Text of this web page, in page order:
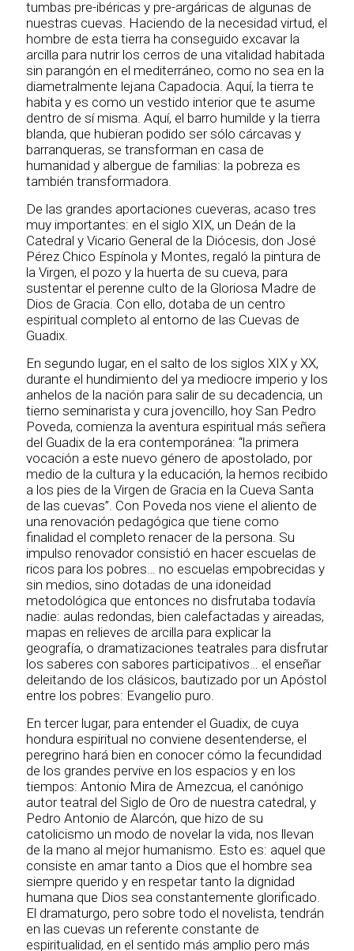
tumbas pre-ibéricas y pre-argáricas de algunas de
nuestras cuevas. Haciendo de la necesidad virtud, el
hombre de esta tierra ha conseguido excavar la
arcilla para nutrir los cerros de una vitalidad habitada
sin parangón en el mediterráneo, como no sea en la
diametralmente lejana Capadocia. Aquí, la tierra te
habita y es como un vestido interior que te asume
dentro de sí misma. Aquí, el barro humilde y la tierra
blanda, que hubieran podido ser sólo cárcavas y
barranqueras, se transforman en casa de
humanidad y albergue de familias: la pobreza es
también transformadora.
De las grandes aportaciones cueveras, acaso tres
muy importantes: en el siglo XIX, un Deán de la
Catedral y Vicario General de la Diócesis, don José
Pérez Chico Espínola y Montes, regaló la pintura de
la Virgen, el pozo y la huerta de su cueva, para
sustentar el perenne culto de la Gloriosa Madre de
Dios de Gracia. Con ello, dotaba de un centro
espiritual completo al entorno de las Cuevas de
Guadix.
En segundo lugar, en el salto de los siglos XIX y XX,
durante el hundimiento del ya mediocre imperio y los
anhelos de la nación para salir de su decadencia, un
tierno seminarista y cura jovencillo, hoy San Pedro
Poveda, comienza la aventura espiritual más señera
del Guadix de la era contemporánea: “la primera
vocación a este nuevo género de apostolado, por
medio de la cultura y la educación, la hemos recibido
a los pies de la Virgen de Gracia en la Cueva Santa
de las cuevas”. Con Poveda nos viene el aliento de
una renovación pedagógica que tiene como
finalidad el completo renacer de la persona. Su
impulso renovador consistió en hacer escuelas de
ricos para los pobres… no escuelas empobrecidas y
sin medios, sino dotadas de una idoneidad
metodológica que entonces no disfrutaba todavía
nadie: aulas redondas, bien calefactadas y aireadas,
mapas en relieves de arcilla para explicar la
geografía, o dramatizaciones teatrales para disfrutar
los saberes con sabores participativos… el enseñar
deleitando de los clásicos, bautizado por un Apóstol
entre los pobres: Evangelio puro.
En tercer lugar, para entender el Guadix, de cuya
hondura espiritual no conviene desentenderse, el
peregrino hará bien en conocer cómo la fecundidad
de los grandes pervive en los espacios y en los
tiempos: Antonio Mira de Amezcua, el canónigo
autor teatral del Siglo de Oro de nuestra catedral, y
Pedro Antonio de Alarcón, que hizo de su
catolicismo un modo de novelar la vida, nos llevan
de la mano al mejor humanismo. Esto es: aquel que
consiste en amar tanto a Dios que el hombre sea
siempre querido y en respetar tanto la dignidad
humana que Dios sea constantemente glorificado.
El dramaturgo, pero sobre todo el novelista, tendrán
en las cuevas un referente constante de
espiritualidad, en el sentido más amplio pero más